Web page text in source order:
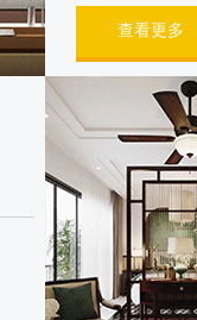
查看更多